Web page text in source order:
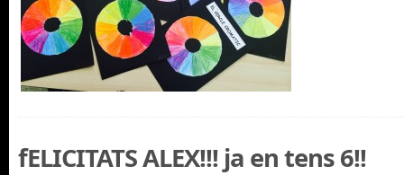
fELICITATS ALEX!!! ja en tens 6!!